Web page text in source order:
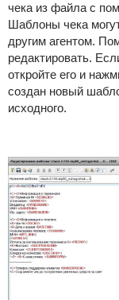
чека из файла с
Шаблоны чека
другим агентом.
редактировать.
откройте его и
создан новый
исходного.